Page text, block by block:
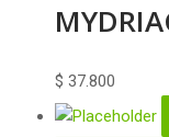
$ 37.800